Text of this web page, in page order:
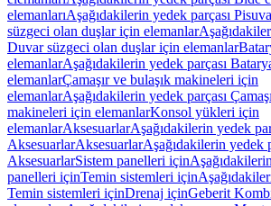
elemanlarıAşağıdakilerin yedek parçası
süzgeci olan duşlar için elemanlar
Duvar süzgeci olan duşlar için elemanlar
elemanlarAşağıdakilerin yedek parçası
elemanlarÇamaşır ve bulaşık makineleri için
elemanlarAşağıdakilerin yedek parçası
makineleri için elemanlarKonsol yükleri için
elemanlarAksesuarlarAşağıdakilerin yedek
AksesuarlarAksesuarlarAşağıdakilerin yedek
AksesuarlarSistem panelleri için
panelleri içinTemin sistemleri için
Temin sistemleri içinDrenaj içinGeberit